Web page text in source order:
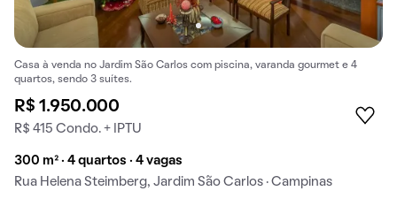
Casa à venda no Jardim São Carlos com piscina, varanda gourmet e 4
quartos, sendo 3 suítes.
R$ 1.950.000
R$ 415 Condo. + IPTU
300 m² · 4 quartos · 4 vagas
Rua Helena Steimberg, Jardim São Carlos · Campinas